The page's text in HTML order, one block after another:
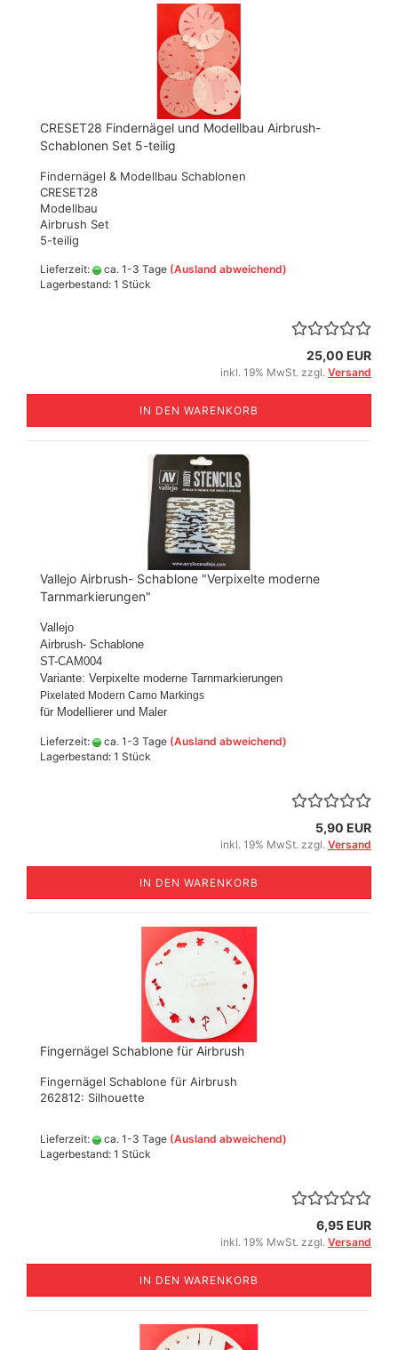
CRESET28 Findernägel und Modellbau Airbrush-
Schablonen Set 5-teilig
Findernägel & Modellbau Schablonen
CRESET28
Modellbau
Airbrush Set
5-teilig
Lieferzeit: ca. 1-3 Tage (Ausland abweichend)
Lagerbestand: 1 Stück
25,00 EUR
inkl. 19% MwSt. zzgl. Versand
IN DEN WARENKORB
Vallejo Airbrush- Schablone "Verpixelte moderne
Tarnmarkierungen"
Vallejo
Airbrush- Schablone
ST-CAM004
Variante: Verpixelte moderne Tarnmarkierungen
Pixelated Modern Camo Markings
für Modellierer und Maler
Lieferzeit: ca. 1-3 Tage (Ausland abweichend)
Lagerbestand: 1 Stück
5,90 EUR
inkl. 19% MwSt. zzgl. Versand
IN DEN WARENKORB
Fingernägel Schablone für Airbrush
Fingernägel Schablone für Airbrush
262812: Silhouette
Lieferzeit: ca. 1-3 Tage (Ausland abweichend)
Lagerbestand: 1 Stück
6,95 EUR
inkl. 19% MwSt. zzgl. Versand
IN DEN WARENKORB